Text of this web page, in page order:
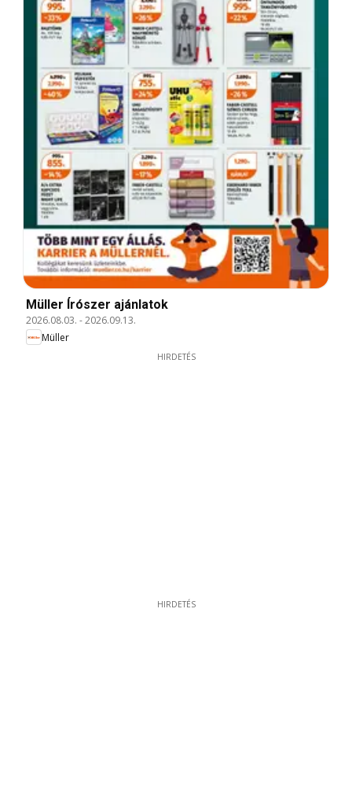
Müller Írószer ajánlatok
2026.08.03. -2026.09.13.
Müller
HIRDETÉS
HIRDETÉS